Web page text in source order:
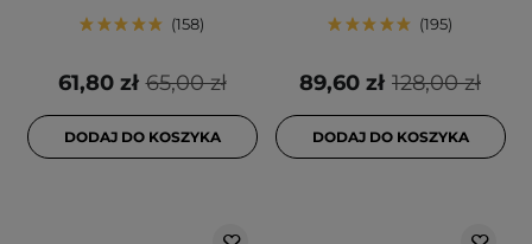
158
65,00 zł
61,80 zł
DODAJ DO KOSZYKA
195
128,00 zł
89,60 zł
DODAJ DO KOSZYKA